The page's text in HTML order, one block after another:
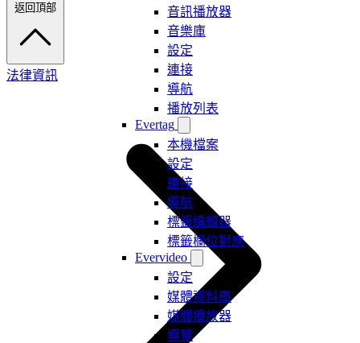
音訊播放器
音樂庫
設定
連接
導航
播放列表
Evertag
本機檔案
設定
連接
導航
標籤編輯器
標籤欄位對應
Evervideo
設定
媒體資料庫
媒體播放器
導覽
返回頂部
法律資訊